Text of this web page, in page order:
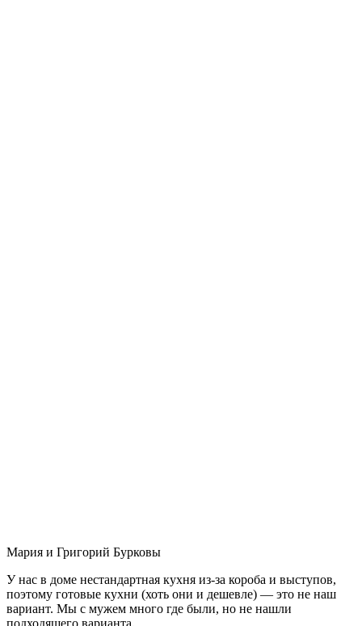
Мария и Григорий Бурковы
У нас в доме нестандартная кухня из-за короба и выступов,
поэтому готовые кухни (хоть они и дешевле) — это не наш
вариант. Мы с мужем много где были, но не нашли
подходящего варианта.